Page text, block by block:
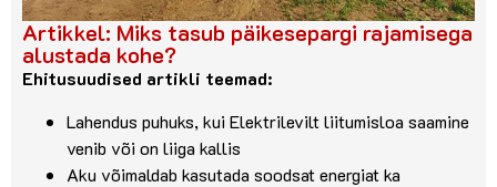
Artikkel: Miks tasub päikesepargi rajamisega
alustada kohe?
Ehitusuudised artikli teemad:
Lahendus puhuks, kui Elektrilevilt liitumisloa saamine
venib või on liiga kallis
Aku võimaldab kasutada soodsat energiat ka